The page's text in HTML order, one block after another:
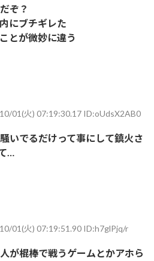
ぞ？
にブチギレた
とが微妙に違う
01(火) 07:19:30.17 ID:oUdsX2AB0
いでるだけって事にして鎮火さ
…
01(火) 07:19:51.90 ID:h7glPjq/r
が棍棒で戦うゲームとかアホら